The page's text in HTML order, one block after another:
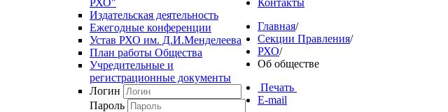
РХО"
Издательская деятельность
Ежегодные конференции
Устав РХО им. Д.И.Менделеева
План работы Общества
Учредительные и
регистрационные документы
Логин
Пароль
Контакты
Главная/
Секции Правления/
РХО/
Об обществе
Печать
E-mail